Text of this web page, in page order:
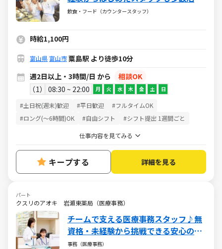
中！履歴書不要！まかない有♪
飲食・フード（カウンタースタッフ）
時給1,100円
富山県 富山市粟島駅 より徒歩10分
週2日以上・3時間/日 から
相談OK
1
08:30 ~ 22:00 月 火 水 木 金 土 日
#土日祝(週末)歓迎 #平日歓迎
#フルタイムOK
#ロング(～6時間)OK
#自由シフト #シフト提出 1週間ごと
仕事内容を見てみる
キープする 詳細を見る
パート
クスリのアオキ 岩瀬東薬局（医療事務）
チームで支える医療事務スタッフ♪無
資格・未経験から挑戦できる安心の環
境／週5日・1日5h～・日祝休み
事務（医療事務）